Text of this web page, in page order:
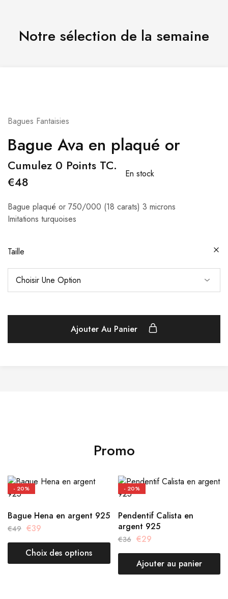
Notre sélection de la semaine
Bagues Fantaisies
Bague Ava en plaqué or
Cumulez 0 Points TC.
€48
En stock
Bague plaqué or 750/000 (18 carats) 3 microns
Imitations turquoises
Taille
Ajouter Au Panier
Promo
- 20%
Bague Hena en argent 925
€49 €39
Choix des options
- 20%
Pendentif Calista en
argent 925
€36 €29
Ajouter au panier